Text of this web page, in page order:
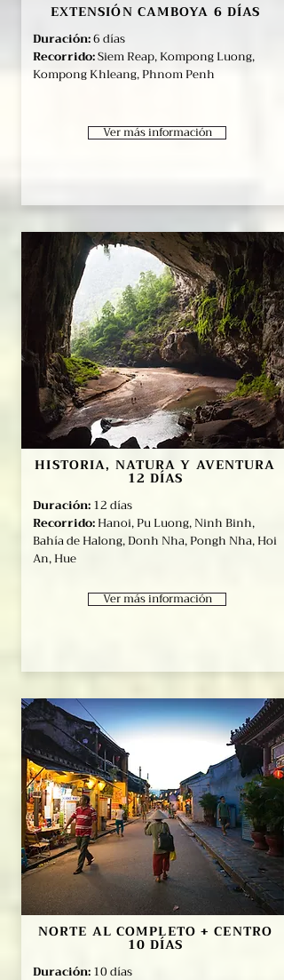
EXTENSIÓN CAMBOYA 6 DÍAS
Duración:6 días
Recorrido:Siem Reap, Kompong Luong,
Kompong Khleang, Phnom Penh
Ver más información
HISTORIA, NATURA Y AVENTURA
12 DÍAS
Duración:12 días
Recorrido:Hanoi, Pu Luong, Ninh Binh,
Bahía de Halong, Donh Nha, Pongh Nha, Hoi
An, Hue
Ver más información
NORTE AL COMPLETO + CENTRO
10 DÍAS
Duración:10 días